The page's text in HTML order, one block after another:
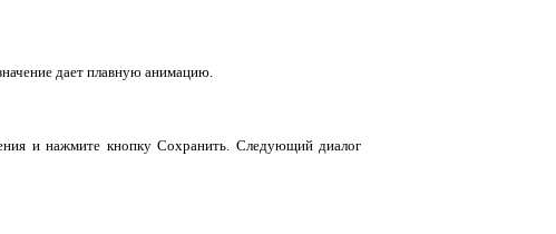
дает плавную анимацию.
и нажмите кнопку Сохранить. Следующий диалог